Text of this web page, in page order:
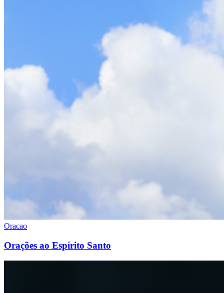
Oracao
Orações ao Espírito Santo